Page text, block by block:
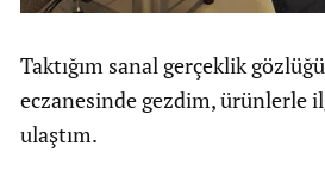
Taktığım sanal gerçeklik
eczanesinde gezdim, ürünlerle
ulaştım.